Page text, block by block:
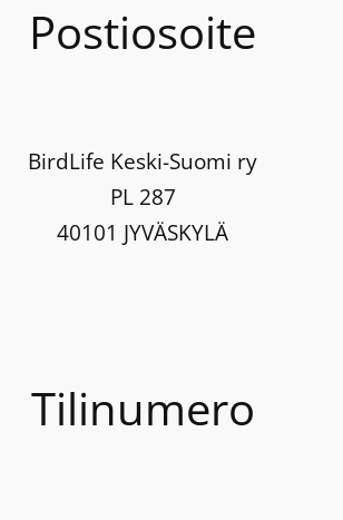
Postiosoite
BirdLife Keski-Suomi ry
PL 287
40101 JYVÄSKYLÄ
Tilinumero